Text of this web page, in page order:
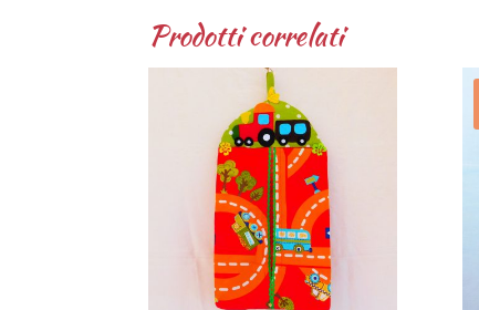
Prodotti correlati